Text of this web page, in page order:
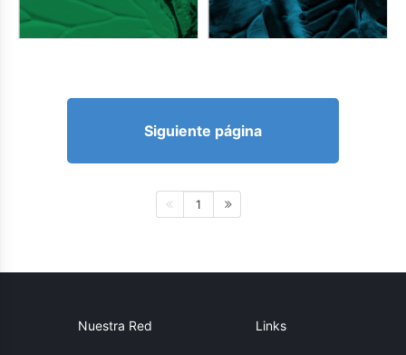
Siguiente página
1
Nuestra Red Links